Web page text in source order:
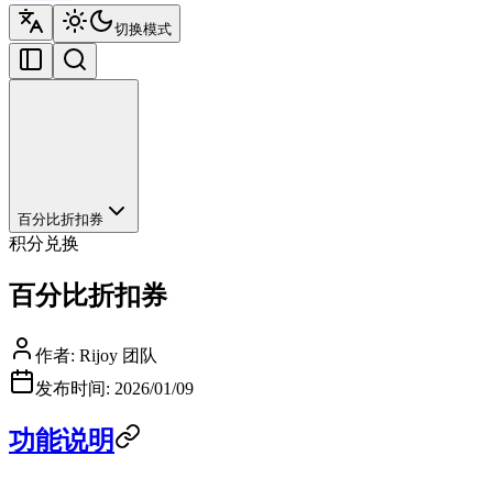
切换模式
百分比折扣券
积分兑换
百分比折扣券
作者: Rijoy 团队
发布时间: 2026/01/09
功能说明